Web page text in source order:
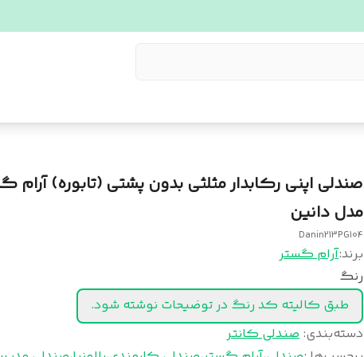
صندلی اپنی رکابدار مثلثی بدون پشتی (تابوره) آرام
مدل دانین
Danin213PG104
برند:آرام گستر
رنگ
طبق کالیته کد رنگ در توضیحات نوشته شود.
دسته‌بندی: صندلی کانتر